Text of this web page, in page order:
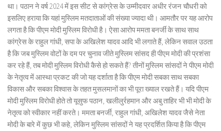
था। पठान ने वर्ष 2024 में इस सीट से कांग्रेस के उम्मीदवार अधीर रंजन चौधरी को
इसलिए हराया कि यहां मुस्लिम मतदाताओं की संख्या ज्यादा थी। आमतौर पर यह आरोप
लगता है कि पीएम मोदी मुस्लिम विरोधी है। ऐसा आरोप ममता बनर्जी के साथ साथ
कांग्रेस के राहुल गांधी, सपा के अखिलेश यादव आदि भी लगाते हैं, लेकिन सवाल उठता
है कि जब मुस्लिम वोटों के दम पर चुनाव जीते मुस्लिम सांसद ही पीएम मोदी की प्रशंसा
कर रहे हैं, तब मोदी मुस्लिम विरोधी कैसे हो सकते हैं? तीनों मुस्लिम सांसदों ने पीएम मोदी
के नेतृत्व में आस्था प्रकट की जो यह दर्शाता है कि पीएम मोदी सबका साथ सबका
विकास और सबका विश्वास के तहत मुसलमानों का भी पूरा ख्याल रखते हैं। यदि पीएम
मोदी मुस्लिम विरोधी होते तो यूसुफ पठान, खलीलुर्रहमान और अबु ताहिर भी भी मोदी के
नेतृत्व को स्वीकार नहीं करते। ममता बनर्जी, राहुल गांधी, अखिलेश यादव जैसे नेता
मोदी के बारे में कुछ भी कहे, लेकिन मुस्लिम सांसदों ने यह प्रदर्शित किया है कि पीएम